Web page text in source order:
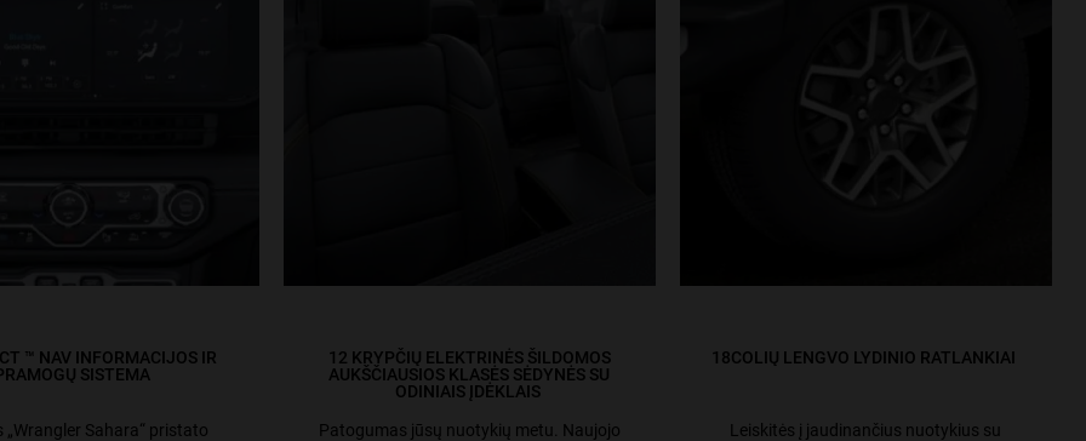
™ NAV INFORMACIJOS IR
SISTEMA
„Wrangler Sahara“ pristato
12 KRYPČIŲ ELEKTRINĖS ŠILDOMOS
AUKŠČIAUSIOS KLASĖS SĖDYNĖS SU
ODINIAIS ĮDĖKLAIS
Patogumas jūsų nuotykių metu. Naujojo
18COLIŲ LENGVO LYDINIO RATLANKIAI
Leiskitės į jaudinančius nuotykius su